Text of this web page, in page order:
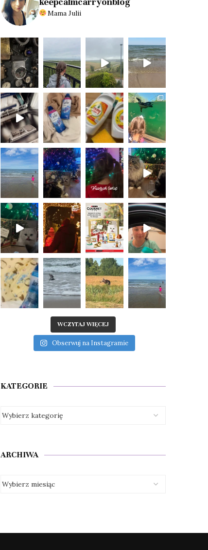
Mama Julii
WCZYTAJ WIĘCEJ
Obserwuj na Instagramie
KATEGORIE
ARCHIWA